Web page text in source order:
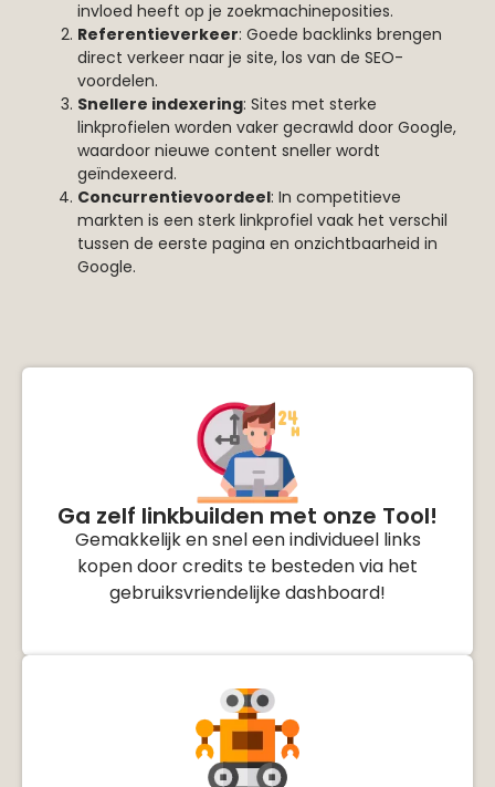
invloed heeft op je zoekmachineposities.
Referentieverkeer: Goede backlinks brengen
direct verkeer naar je site, los van de SEO-
voordelen.
Snellere indexering: Sites met sterke
linkprofielen worden vaker gecrawld door Google,
waardoor nieuwe content sneller wordt
geïndexeerd.
Concurrentievoordeel: In competitieve
markten is een sterk linkprofiel vaak het verschil
tussen de eerste pagina en onzichtbaarheid in
Google.
Ga zelf linkbuilden met onze Tool!
Gemakkelijk en snel een individueel links
kopen door credits te besteden via het
gebruiksvriendelijke dashboard!